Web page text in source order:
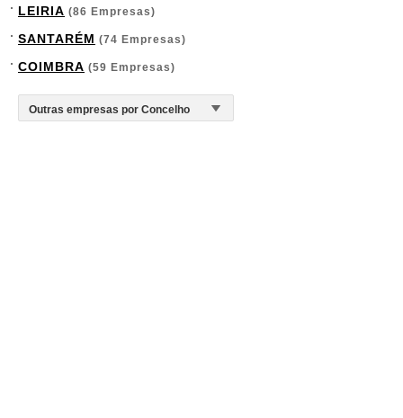
LEIRIA (86 Empresas)
SANTARÉM (74 Empresas)
COIMBRA (59 Empresas)